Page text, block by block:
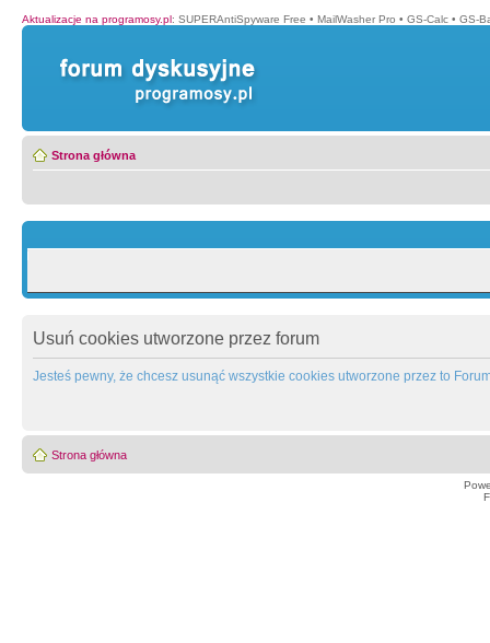
Aktualizacje na programosy.pl: SUPERAntiSpyware Free • MailWasher Pro • GS-Calc • GS-
Strona główna
Usuń cookies utworzone przez forum
Jesteś pewny, że chcesz usunąć wszystkie cookies utworzone przez to
Strona główna